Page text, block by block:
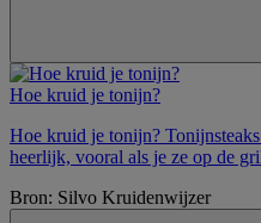
Hoe kruid je tonijn?
Hoe kruid je tonijn?
heerlijk, vooral als je ze op de
Bron: Silvo Kruidenwijzer